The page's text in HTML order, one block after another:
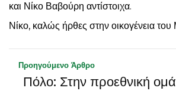
και Νίκο Βαβούρη αντίστοιχα.
Νίκο, καλώς ήρθες στην οικογένεια
Προηγούμενο Άρθρο
Πόλο: Στην προεθνική